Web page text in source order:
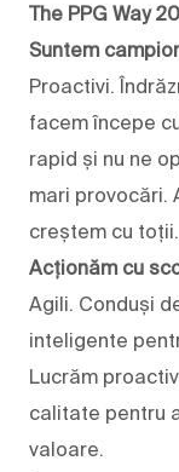
The PPG Way
Suntem
Proactivi.
facem începe
rapid și nu ne
mari provocări.
creștem cu toții.
Acționăm cu
Agili. Conduși
inteligente
Lucrăm
calitate pentru
valoare.